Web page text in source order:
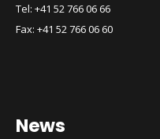
Tel: +41 52 766 06 66
Fax: +41 52 766 06 60
News